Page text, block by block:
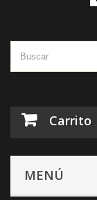
Carrito
MENÚ